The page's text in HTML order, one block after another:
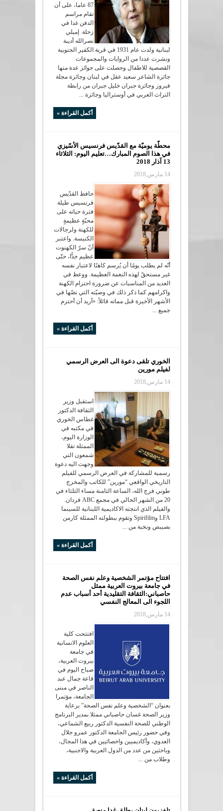
87 عاما، على أن
تقام مراسم
الدفن غدا في
زحلة. إميلي
نصرالله أديبة
لبنانية ولدت عام 1931 في قرية الكفير الجنوبية
ونشرت عددا من الروايات والمجموعات
القصصية للاطفال وحصلت على جوائز عدة منها
جائزة الشاعر سعيد عقل في لبنان وجائزة مجلة
فيروز وجائزة جبران خليل جبران من رابطة
التراث العربي في أوستراليا وجائزة ...
أكمل القراءة »
محطّة يوميّة مع القدّيس فرنسيس الأسّيزي
في هذا الصوم المبارك…تعليم اليوم: الثلاثاء
13 آذار 2018
14 مارس,2018
حافظ القدّيس
فرنسيس طيلة
فترة حياته على
محبّةٍ عظيمةٍ
للكهنة ولرجالات
الكنيسة. واعتبر
أنّ سرّ الكهنوت
عظيم جدًّا، حتّى
أنّه لم يطلب يومًا أن يُرسم كاهنًا لاعتبار نفسه
غير مستحقّ لهذه النعمة العظيمة. ووعظ في
العديد من المناسبات عن ضرورة احترام الكهنة
واكرامهم كما ذكر ذلك في وصيّته التي نصّها في
الأشهر الأخيرة قبل مماته قائلاً: «أريد أن أحترم
جميع ...
أكمل القراءة »
الخوري تلقى دعوة الى العرض الرسمي
لفيلم مورين
14 مارس,2018
استقبل وزير
الثقافة الدكتور
غطاس الخوري
في مكتبه في
الوزارة اليوم،
الممثلة تقلا
شمعون التي
وجهت اليه دعوة
رسمية للمشاركة في العرض الرسمي للفيلم
التاريخي الواقعي “مورين” للكاتب والمخرج
طوني فرج الله، الساعة الثامنة مساء الثلثاء في
20 من الشهر الحالي في مجمع ABC فردان.
والفيلم الذي انتجته الاكاديمية اللبنانية للسينما
LFA وSpirifilm وتقوم ببطولته الممثلة كارمن
بصيبص ونخبة من ...
أكمل القراءة »
افتتاح مؤتمر الشخصية وعلم نفس الصحة
في جامعة بيروت العربية ممثل
حاصباني:الثقافة التقليدية أحد أسباب عدم
اللجوء الى المعالج النفسي
14 مارس,2018
افتتحت كلية
العلوم الانسانية
في جامعة
بيروت العربية،
صباح اليوم في
قاعة جمال عبد
الناصر في مبنى
الجامعة، مؤتمرا
بعنوان “الشخصية وعلم نفس الصحة” برعاية
وزير الصحة غسان حاصباني ممثلا بمدير البرنامج
الوطني للصحة النفسية الدكتور ربيع الشماعي،
وفي حضور رئيس الجامعة الدكتور عمرو جلال
العدوي، وأكاديميين واخصائيين في هذا المجال،
وباحثين من عدد من الدول العربية والاجنبية،
وطلاب من ...
أكمل القراءة »